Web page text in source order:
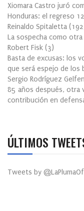
Xiomara Castro juró
Honduras: el regreso
Reinaldo Spitaletta (192
La sospecha como
Robert Fisk (3)
Basta de excusas: los
que será espejo de los
Sergio Rodríguez
85 años después, otra
contribución en
ÚLTIMOS
Tweets by